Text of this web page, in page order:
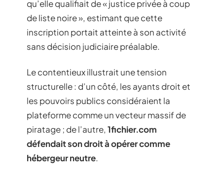
qu’elle qualifiait de « justice privée à coup
de liste noire », estimant que cette
inscription portait atteinte à son activité
sans décision judiciaire préalable.
Le contentieux illustrait une tension
structurelle : d’un côté, les ayants droit et
les pouvoirs publics considéraient la
plateforme comme un vecteur massif de
piratage ; de l’autre, 1fichier.com
défendait son droit à opérer comme
hébergeur neutre.